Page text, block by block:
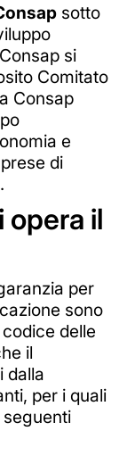
sotto
si
Comitato
Consap
e
di
opera il
per
sono
delle
il
dalla
per i quali